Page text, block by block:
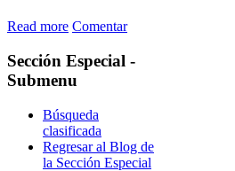
Read more Comentar
Sección Especial -
Submenu
Búsqueda
clasificada
Regresar al Blog de
la Sección Especial